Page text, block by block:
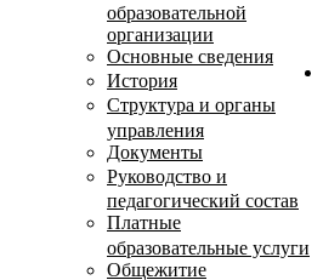
образовательной
организации
Основные сведения
История
Структура и органы
управления
Документы
Руководство и
педагогический состав
Платные
образовательные услуги
Общежитие